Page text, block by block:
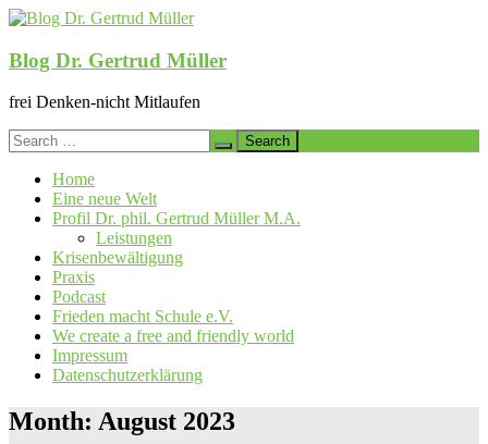
Skip
content
Blog Dr. Gertrud Müller
frei Denken-nicht Mitlaufen
Search
for:
Home
Eine neue Welt
Profil Dr. phil. Gertrud Müller M.A.
Leistungen
Krisenbewältigung
Praxis
Podcast
Frieden macht Schule e.V.
We create a free and friendly world
Impressum
Datenschutzerklärung
Month: August 2023